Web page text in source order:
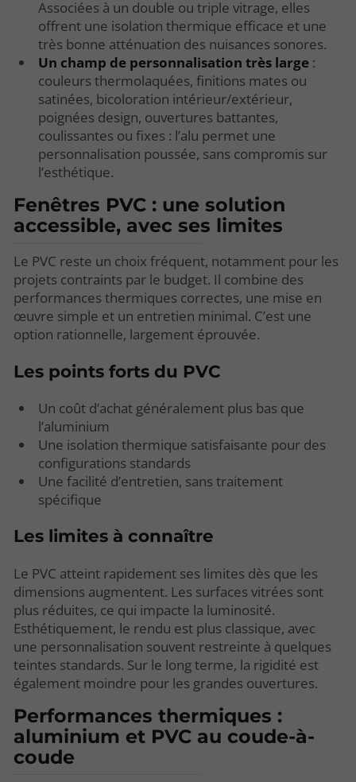
Associées à un double ou triple vitrage, elles
offrent une isolation thermique efficace et une
très bonne atténuation des nuisances sonores.
Un champ de personnalisation très large :
couleurs thermolaquées, finitions mates ou
satinées, bicoloration intérieur/extérieur,
poignées design, ouvertures battantes,
coulissantes ou fixes : l’alu permet une
personnalisation poussée, sans compromis sur
l’esthétique.
Fenêtres PVC : une solution
accessible, avec ses limites
Le PVC reste un choix fréquent, notamment pour les
projets contraints par le budget. Il combine des
performances thermiques correctes, une mise en
œuvre simple et un entretien minimal. C’est une
option rationnelle, largement éprouvée.
Les points forts du PVC
Un coût d’achat généralement plus bas que
l’aluminium
Une isolation thermique satisfaisante pour des
configurations standards
Une facilité d’entretien, sans traitement
spécifique
Les limites à connaître
Le PVC atteint rapidement ses limites dès que les
dimensions augmentent. Les surfaces vitrées sont
plus réduites, ce qui impacte la luminosité.
Esthétiquement, le rendu est plus classique, avec
une personnalisation souvent restreinte à quelques
teintes standards. Sur le long terme, la rigidité est
également moindre pour les grandes ouvertures.
Performances thermiques :
aluminium et PVC au coude-à-
coude